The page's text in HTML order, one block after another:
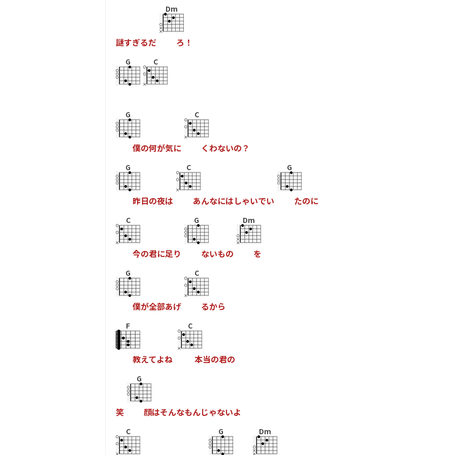
謎すぎるだ
Dm
ろ ！
G C
G
僕の何が気に
C
くわないの ？
G
昨日の夜は
C
あんなにはしゃいでい
G
たのに
C
今の君に足り
G
ないもの
Dm
を
G
僕が全部あげ
C
るから
F
教えてよね
C
本当の君の
笑
G
顔はそんなもんじゃないよ
C G Dm